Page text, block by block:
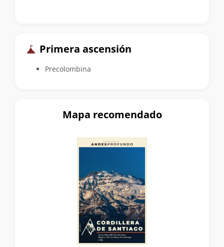
Primera ascensión
Precolombina
Mapa recomendado